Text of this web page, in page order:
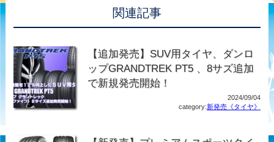
関連記事
【追加発売】SUV用タイヤ、ダンロ
ップGRANDTREK PT5 、8サズ追加
で新規発売開始！
2024/09/04
category:新発売《タイヤ》